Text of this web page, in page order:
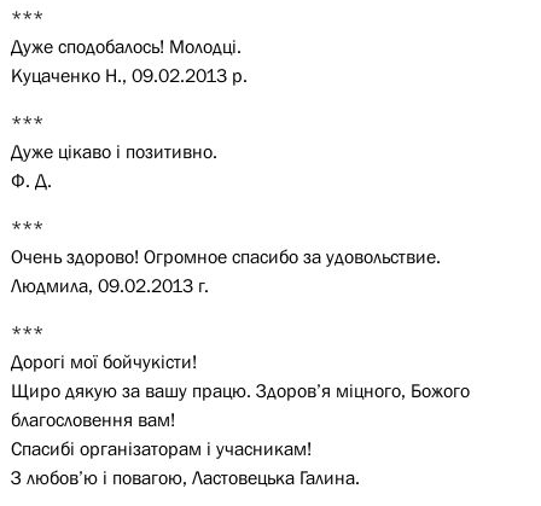
***
Дуже сподобалось! Молодці.
Куцаченко Н., 09.02.2013 р.
***
Дуже цікаво і позитивно.
Ф. Д.
***
Очень здорово! Огромное спасибо за удовольствие.
Людмила, 09.02.2013 г.
***
Дорогі мої бойчукісти!
Щиро дякую за вашу працю. Здоров’я міцного, Божого
благословення вам!
Спасибі організаторам і учасникам!
З любов’ю і повагою, Ластовецька Галина.